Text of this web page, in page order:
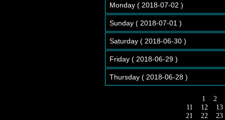
Monday ( 2018-07-02 )
Sunday ( 2018-07-01 )
Saturday ( 2018-06-30 )
Friday ( 2018-06-29 )
Thursday ( 2018-06-28 )
1 2
11
12
13
21
22
23